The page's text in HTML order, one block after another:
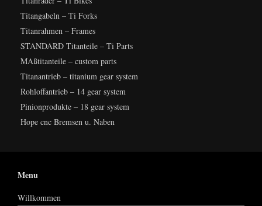
Titangabeln – Ti Forks
Titanrahmen – Frames
STANDARD Titanteile – Ti Parts
MAßtitanteile – custom parts
Titanantrieb – titanium gear system
Rohloffantrieb – 14 gear system
Pinionprodukte – 18 gear system
Hope cnc Bremsen u. Naben
Menu
Willkommen